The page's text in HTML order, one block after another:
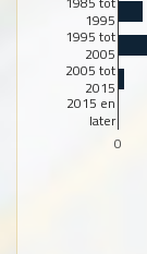
0
1995
1995 tot
2005
2005 tot
2015
2015 en
later